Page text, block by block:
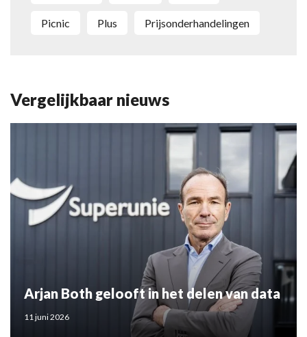
Picnic Plus prijsonderhandelingen
Vergelijkbaar nieuws
Arjan Both gelooft in het delen van data
11 juni 2026